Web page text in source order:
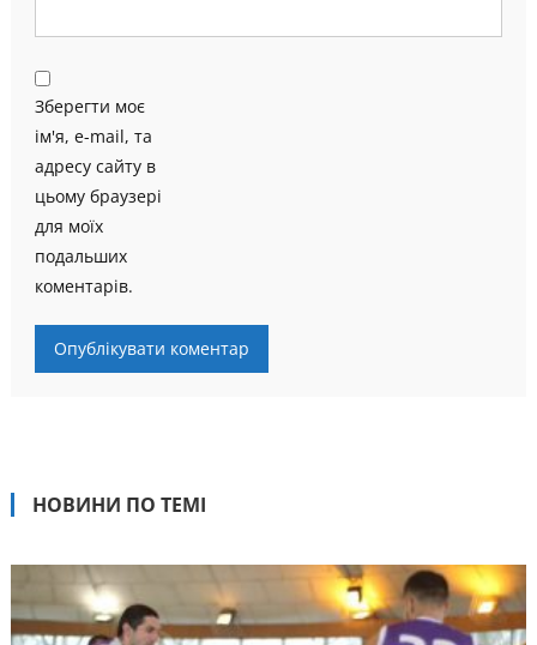
Зберегти моє
ім'я, e-mail, та
адресу сайту в
цьому браузері
для моїх
подальших
коментарів.
НОВИНИ ПО ТЕМІ